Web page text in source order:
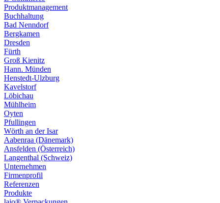
Produktmanagement
Buchhaltung
Bad Nenndorf
Bergkamen
Dresden
Fürth
Groß Kienitz
Hann. Münden
Henstedt-Ulzburg
Kavelstorf
Löbichau
Mühlheim
Oyten
Pfullingen
Wörth an der Isar
Aabenraa (Dänemark)
Ansfelden (Österreich)
Langenthal (Schweiz)
Unternehmen
Firmenprofil
Referenzen
Produkte